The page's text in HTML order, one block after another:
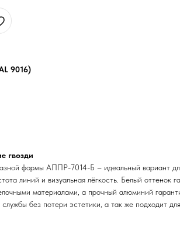
9016)
гвозди
формы АППР-7014-Б – идеальный вариант
линий и визуальная лёгкость. Белый оттенок
материалами, а прочный алюминий
без потери эстетики, а так же подходит